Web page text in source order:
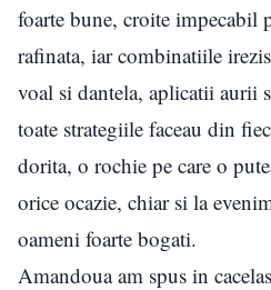
foarte bune, croite impecabil
rafinata, iar combinatiile
voal si dantela, aplicatii aurii
toate strategiile faceau din
dorita, o rochie pe care o
orice ocazie, chiar si la
oameni foarte bogati.
Amandoua am spus in